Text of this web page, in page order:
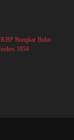
Bongkar Bukti
1954